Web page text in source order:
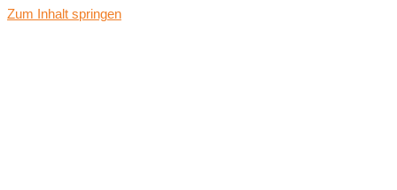
Zum Inhalt springen